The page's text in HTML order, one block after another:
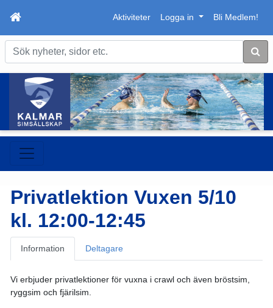
Aktiviteter Logga in Bli Medlem!
Sök
Privatlektion Vuxen 5/10
kl. 12:00-12:45
Information Deltagare
Vi erbjuder privatlektioner för vuxna i crawl och även bröstsim,
ryggsim och fjärilsim.